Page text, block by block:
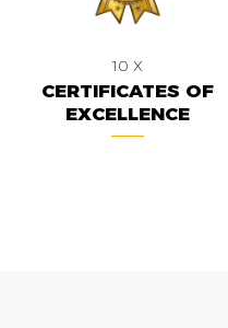
10 X
CERTIFICATES OF
EXCELLENCE